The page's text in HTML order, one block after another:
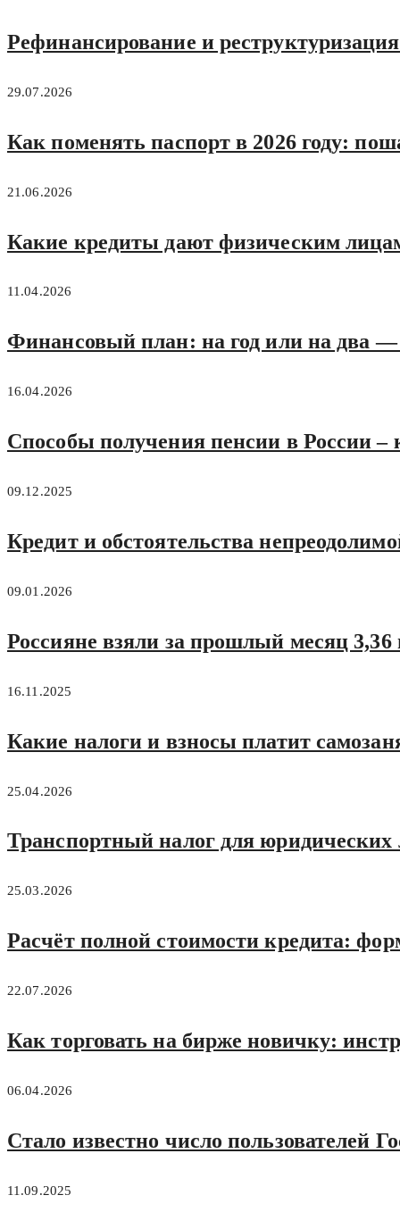
Рефинансирование и
29.07.2026
Как поменять паспорт в 2026 году:
21.06.2026
Какие кредиты дают физическим
11.04.2026
Финансовый план: на год или на два
16.04.2026
Способы получения пенсии в России –
09.12.2025
Кредит и обстоятельства
09.01.2026
Россияне взяли за прошлый месяц 3,36
16.11.2025
Какие налоги и взносы платит
25.04.2026
Транспортный налог для
25.03.2026
Расчёт полной стоимости кредита:
22.07.2026
Как торговать на бирже новичку:
06.04.2026
Стало известно число пользователей
11.09.2025